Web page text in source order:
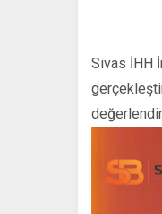
Sivas İHH